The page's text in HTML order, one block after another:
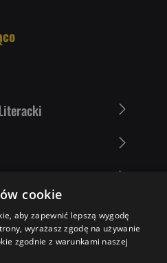
cookie
aby zapewnić lepszą wygodę
wyrażasz zgodę na używanie
zgodnie z warunkami naszej